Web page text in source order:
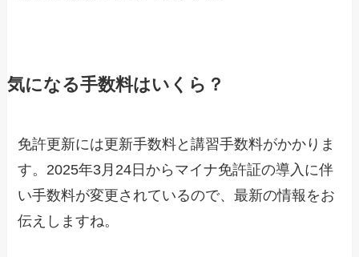
気になる手数料はいくら？
免許更新には更新手数料と講習手数料がかかりま
す。2025年3月24日からマイナ免許証の導入に伴
い手数料が変更されているので、最新の情報をお
伝えしますね。